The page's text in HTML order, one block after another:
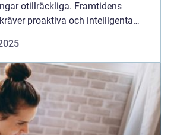
otillräckliga. Framtidens
proaktiva och intelligenta